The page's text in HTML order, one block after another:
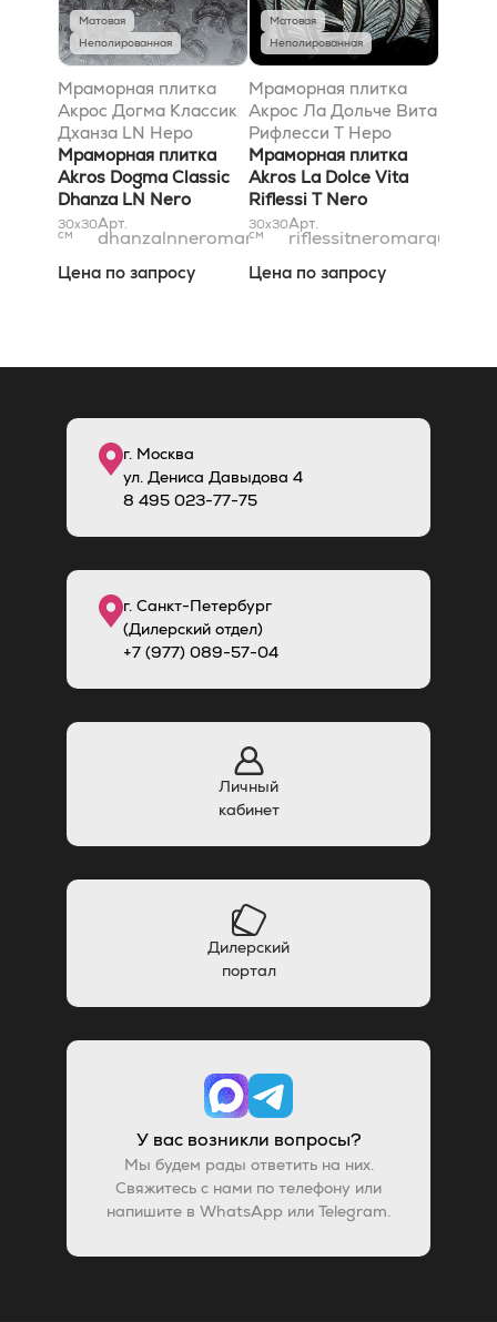
Матовая
Неполированная
Мраморная плитка
Акрос Догма Классик
Дханза LN Неро
Марквиниа 31x31
Мраморная плитка
Akros Dogma Classic
Dhanza LN Nero
Marquinia 31x31
30x30
см
Арт.
dhanzalnneromarquinia31x31
Цена по запросу
Матовая
Неполированная
Мраморная плитка
Акрос Ла Дольче Вита
Рифлесси T Неро
Марквиниа Сильвер
29x29
Мраморная плитка
Akros La Dolce Vita
Riflessi T Nero
Marquinia Silver 29x29
30x30
см
Арт.
Цена по запросу
г. Москва
ул. Дениса Давыдова 4
8 495 023-77-75
г. Санкт-Петербург
(Дилерский отдел)
+7 (977) 089-57-04
Личный
кабинет
Дилерский
портал
У вас возникли вопросы?
Мы будем рады ответить на них.
Свяжитесь с нами по телефону или
напишите в WhatsApp или Telegram.